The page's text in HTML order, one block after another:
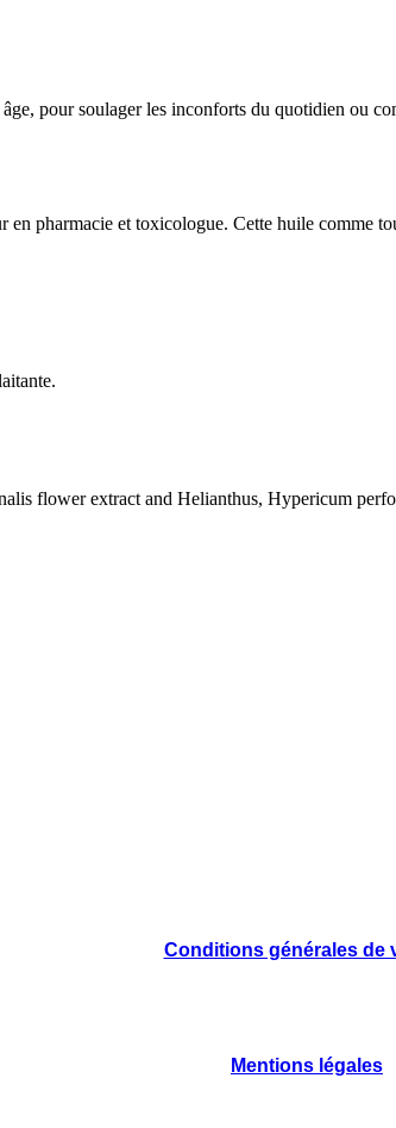
pour soulager les inconforts du quotidien ou
pharmacie et toxicologue. Cette huile comme
flower extract and Helianthus, Hypericum
Conditions générales de
Mentions légales